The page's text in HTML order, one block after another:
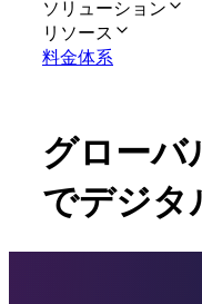
ソリューション
リソース
料金体系
グローバ
でデジタ